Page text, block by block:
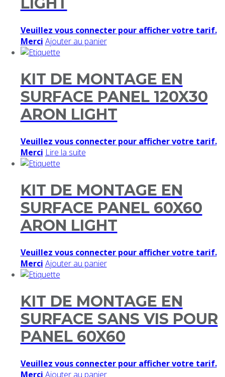
Veuillez vous connecter pour afficher votre tarif.
Merci Ajouter au panier
KIT DE MONTAGE EN
SURFACE PANEL 120X30
ARON LIGHT
Veuillez vous connecter pour afficher votre tarif.
Merci Lire la suite
KIT DE MONTAGE EN
SURFACE PANEL 60X60
ARON LIGHT
Veuillez vous connecter pour afficher votre tarif.
Merci Ajouter au panier
KIT DE MONTAGE EN
SURFACE SANS VIS POUR
PANEL 60X60
Veuillez vous connecter pour afficher votre tarif.
Merci Ajouter au panier